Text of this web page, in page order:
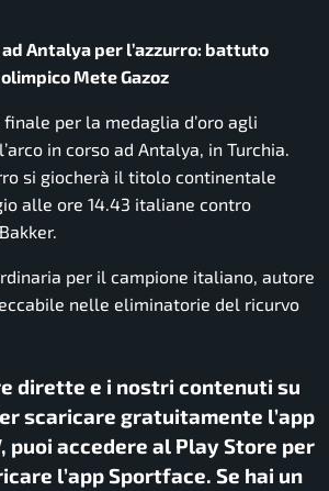
Antalya per l’azzurro: battuto
Mete Gazoz
per la medaglia d’oro agli
in corso ad Antalya, in Turchia.
si giocherà il titolo continentale
alle ore 14.43 italiane contro
per il campione italiano, autore
nelle eliminatorie del ricurvo
dirette e i nostri contenuti su
scaricare gratuitamente l’app
puoi accedere al Play Store per
l’app Sportface. Se hai un